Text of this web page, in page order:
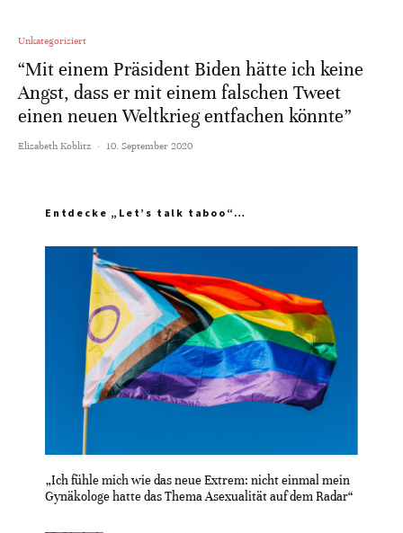
Unkategorisiert
“Mit einem Präsident Biden hätte ich keine
Angst, dass er mit einem falschen Tweet
einen neuen Weltkrieg entfachen könnte”
Elisabeth Koblitz · 10. September 2020
Entdecke „Let’s talk taboo“…
„Ich fühle mich wie das neue Extrem: nicht einmal mein
Gynäkologe hatte das Thema Asexualität auf dem Radar“